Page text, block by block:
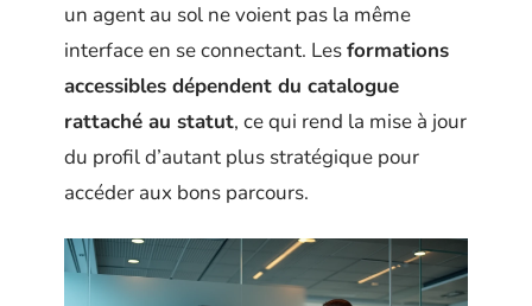
un agent au sol ne voient pas la même
interface en se connectant. Lesformations
accessibles dépendent du catalogue
rattaché au statut, ce qui rend la mise à jour
du profil d’autant plus stratégique pour
accéder aux bons parcours.